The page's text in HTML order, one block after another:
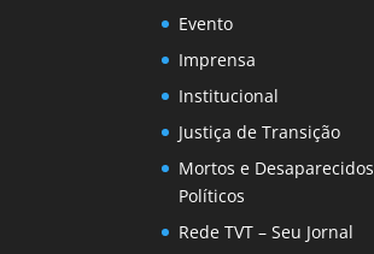
Evento
Imprensa
Institucional
Justiça de Transição
Mortos e Desaparecidos
Políticos
Rede TVT – Seu Jornal